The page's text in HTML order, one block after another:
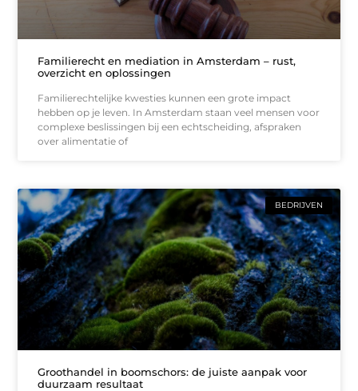
Familierecht en mediation in Amsterdam – rust,
overzicht en oplossingen
Familierechtelijke kwesties kunnen een grote impact
hebben op je leven. In Amsterdam staan veel mensen voor
complexe beslissingen bij een echtscheiding, afspraken
over alimentatie of
BEDRIJVEN
Groothandel in boomschors: de juiste aanpak voor
duurzaam resultaat